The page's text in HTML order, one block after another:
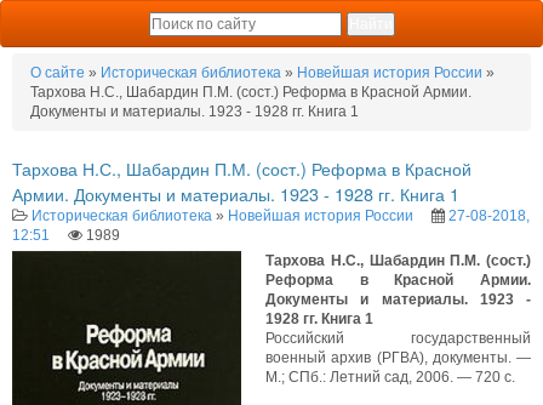
О сайте » Историческая библиотека » Новейшая история России »
Тархова Н.С., Шабардин П.М. (сост.) Реформа в Красной Армии.
Документы и материалы. 1923 - 1928 гг. Книга 1
Тархова Н.С., Шабардин П.М. (сост.) Реформа в Красной
Армии. Документы и материалы. 1923 - 1928 гг. Книга 1
Историческая библиотека » Новейшая история России
27-08-2018,
12:51
1989
Тархова Н.С., Шабардин П.М. (сост.)
Реформа в Красной Армии.
Документы и материалы. 1923 -
1928 гг. Книга 1
Российский государственный
военный архив (РГВА), документы. —
М.; СПб.: Летний сад, 2006. — 720 с.